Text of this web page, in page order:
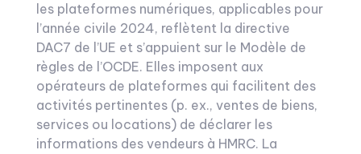
les plateformes numériques, applicables pour
l’année civile 2024, reflètent la directive
DAC7 de l’UE et s’appuient sur le Modèle de
règles de l’OCDE. Elles imposent aux
opérateurs de plateformes qui facilitent des
activités pertinentes (p. ex., ventes de biens,
services ou locations) de déclarer les
informations des vendeurs à HMRC. La